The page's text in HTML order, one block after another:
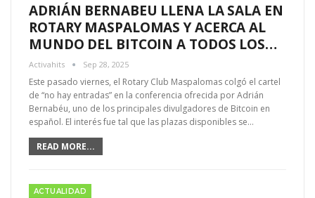
ADRIÁN BERNABEU LLENA LA SALA EN
ROTARY MASPALOMAS Y ACERCA AL
MUNDO DEL BITCOIN A TODOS LOS…
Activahits Sep 28, 2025
Este pasado viernes, el Rotary Club Maspalomas colgó el cartel
de “no hay entradas” en la conferencia ofrecida por Adrián
Bernabéu, uno de los principales divulgadores de Bitcoin en
español. El interés fue tal que las plazas disponibles se…
READ MORE...
ACTUALIDAD